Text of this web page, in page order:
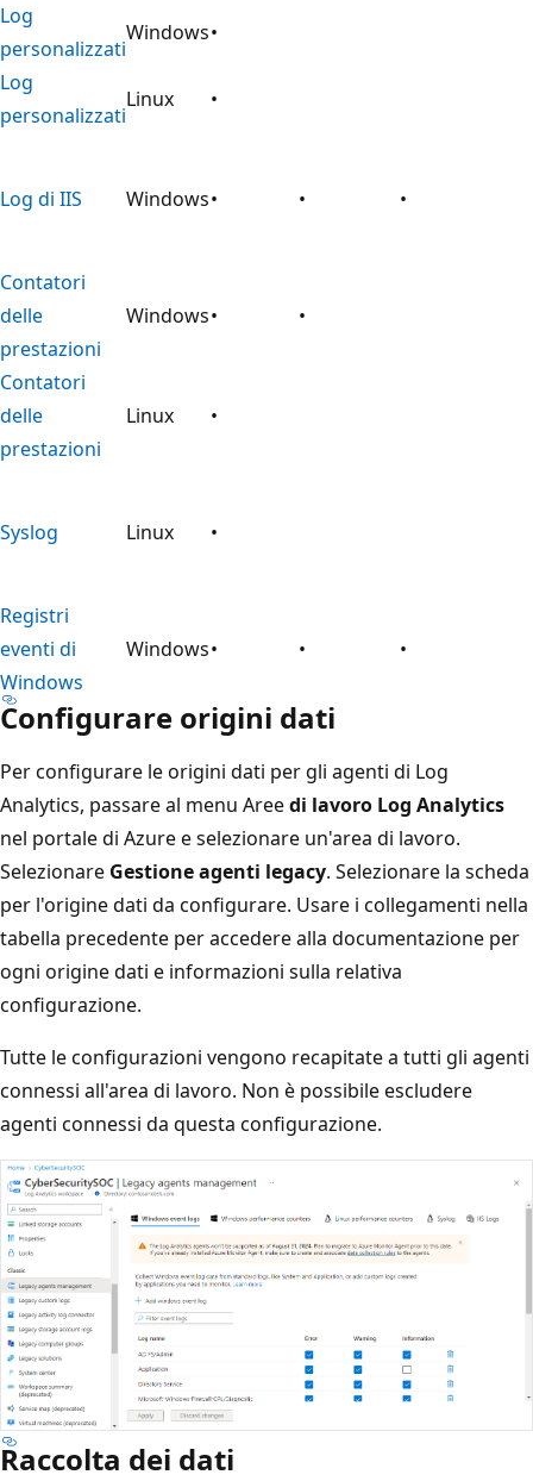
Log
personalizzati
Windows•
Log
personalizzati
Linux •
Log di IIS Windows• • •
Contatori
delle
prestazioni
Windows• •
Contatori
delle
prestazioni
Linux •
Syslog Linux •
Registri
eventi di
Windows
Windows• • •
Configurare origini dati
Per configurare le origini dati per gli agenti di Log
Analytics, passare al menu Areedi lavoro Log Analytics
nel portale di Azure e selezionare un'area di lavoro.
Selezionare Gestione agenti legacy. Selezionare la scheda
per l'origine dati da configurare. Usare i collegamenti nella
tabella precedente per accedere alla documentazione per
ogni origine dati e informazioni sulla relativa
configurazione.
Tutte le configurazioni vengono recapitate a tutti gli agenti
connessi all'area di lavoro. Non è possibile escludere
agenti connessi da questa configurazione.
Raccolta dei dati